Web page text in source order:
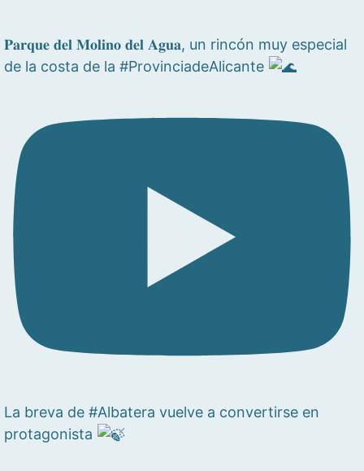
𝐏𝐚𝐫𝐪𝐮𝐞 𝐝𝐞𝐥 𝐌𝐨𝐥𝐢𝐧𝐨 𝐝𝐞𝐥 𝐀𝐠𝐮𝐚, un rincón muy especial
de la costa de la #ProvinciadeAlicante
La breva de #Albatera vuelve a convertirse en
protagonista